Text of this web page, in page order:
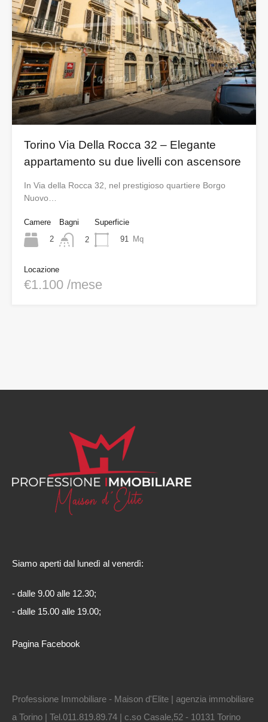
Torino Via Della Rocca 32 – Elegante
appartamento su due livelli con ascensore
In Via della Rocca 32, nel prestigioso quartiere Borgo
Nuovo…
Camere
2
Bagni
2
Superficie
91 Mq
Locazione
€1.100 /mese
Siamo aperti dal lunedì al venerdì:
- dalle 9.00 alle 12.30;
- dalle 15.00 alle 19.00;
Pagina Facebook
Professione Immobiliare - Maison d'Elite | agenzia immobiliare
a Torino | Tel.011.819.89.74 | c.so Casale,52 - 10131 Torino